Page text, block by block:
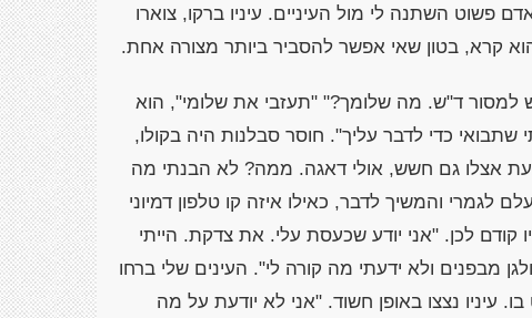
פשוט השתנה לי מול העיניים. עיניו ברקו, צוארו
קרא, בטון שאי אפשר להסביר ביותר מצורה אחת.
למסור ד"ש. מה שלומך?" "תעזבי את שלומי", הוא
כדי לדבר עליך". חוסר סבלנות היה בקולו,
אצלו גם חשש, אולי דאגה. ממה? לא הבנתי מה
והמשיך לדבר, כאילו איזה קו טלפון דמיוני
קודם לכן. "אני יודע שכעסת עלי. את צדקת. הייתי
מבפנים ולא ידעתי מה קורה לי". העינים שלי ברחו
עיניו נצצו באופן חשוד. "אני לא יודעת על מה